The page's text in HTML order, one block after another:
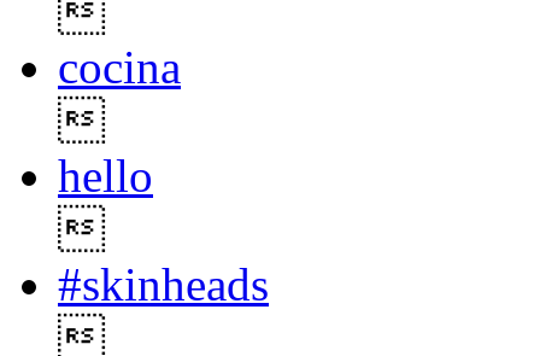
cocina
hello
#skinheads